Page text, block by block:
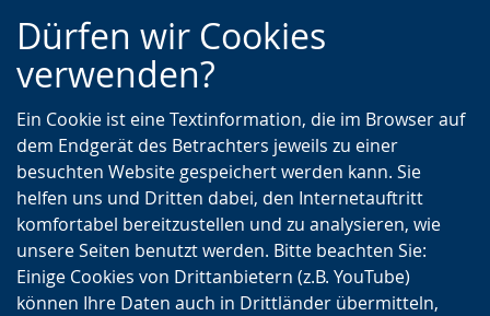
Zur
Hauptnavigation
Zur
Seitennavigation
Zum
Inhalt
Dürfen wir Cookies
verwenden?
Ein Cookie ist eine Textinformation, die im Browser auf
dem Endgerät des Betrachters jeweils zu einer
besuchten Website gespeichert werden kann. Sie
helfen uns und Dritten dabei, den Internetauftritt
komfortabel bereitzustellen und zu analysieren, wie
unsere Seiten benutzt werden. Bitte beachten Sie:
Einige Cookies von Drittanbietern (z.B. YouTube)
können Ihre Daten auch in Drittländer übermitteln,